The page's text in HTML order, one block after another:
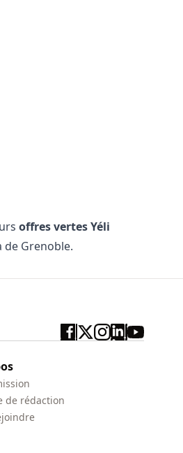
offres vertes Yéli
Grenoble.
de rédaction